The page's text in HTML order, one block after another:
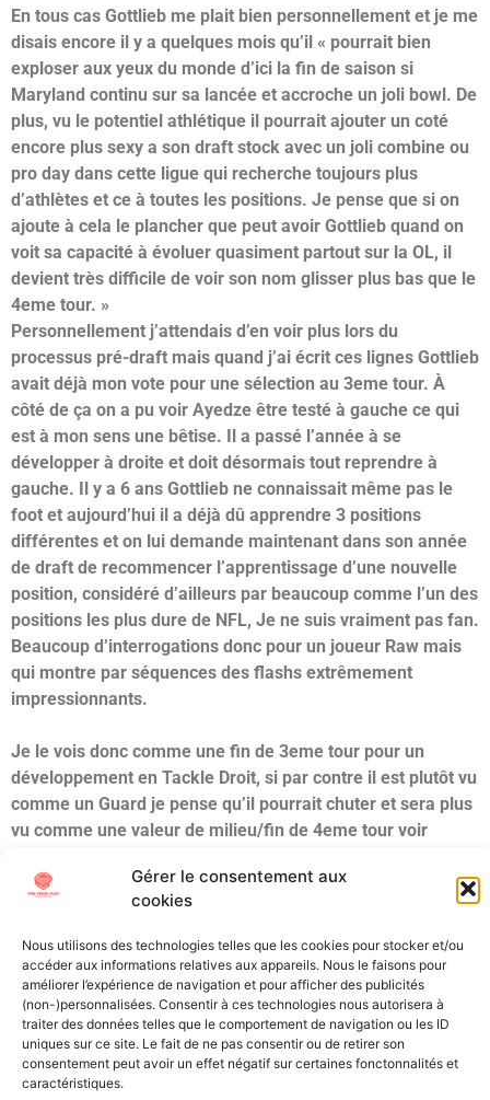
Gérer le consentement aux
cookies
Nous utilisons des technologies telles que les cookies pour stocker et/ou
accéder aux informations relatives aux appareils. Nous le faisons pour
améliorer l’expérience de navigation et pour afficher des publicités
(non-)personnalisées. Consentir à ces technologies nous autorisera à
traiter des données telles que le comportement de navigation ou les ID
uniques sur ce site. Le fait de ne pas consentir ou de retirer son
consentement peut avoir un effet négatif sur certaines fonctonnalités et
caractéristiques.
En tous cas Gottlieb me plait bien personnellement et je me
disais encore il y a quelques mois qu’il « pourrait bien
exploser aux yeux du monde d’ici la fin de saison si
Maryland continu sur sa lancée et accroche un joli bowl. De
plus, vu le potentiel athlétique il pourrait ajouter un coté
encore plus sexy a son draft stock avec un joli combine ou
pro day dans cette ligue qui recherche toujours plus
d’athlètes et ce à toutes les positions. Je pense que si on
ajoute à cela le plancher que peut avoir Gottlieb quand on
voit sa capacité à évoluer quasiment partout sur la OL, il
devient très difficile de voir son nom glisser plus bas que le
4eme tour. »
Personnellement j’attendais d’en voir plus lors du
processus pré-draft mais quand j’ai écrit ces lignes Gottlieb
avait déjà mon vote pour une sélection au 3eme tour. À
côté de ça on a pu voir Ayedze être testé à gauche ce qui
est à mon sens une bêtise. Il a passé l’année à se
développer à droite et doit désormais tout reprendre à
gauche. Il y a 6 ans Gottlieb ne connaissait même pas le
foot et aujourd’hui il a déjà dû apprendre 3 positions
différentes et on lui demande maintenant dans son année
de draft de recommencer l’apprentissage d’une nouvelle
position, considéré d’ailleurs par beaucoup comme l’un des
positions les plus dure de NFL, Je ne suis vraiment pas fan.
Beaucoup d’interrogations donc pour un joueur Raw mais
qui montre par séquences des flashs extrêmement
impressionnants.
Je le vois donc comme une fin de 3eme tour pour un
développement en Tackle Droit, si par contre il est plutôt vu
comme un Guard je pense qu’il pourrait chuter et sera plus
vu comme une valeur de milieu/fin de 4eme tour voir
Étiqueté DraftMaryland
All Texts Rights Reserved © 2023
Tous les textes présents sur ce site sont protégés par les droits
d’auteur. Il est interdit de reproduire, distribuer ou utiliser de
quelque manière que ce soit ces éléments sans l’autorisation